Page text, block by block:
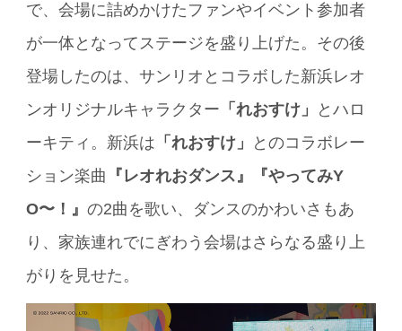
で、会場に詰めかけたファンやイベント参加者
が一体となってステージを盛り上げた。その後
登場したのは、サンリオとコラボした新浜レオ
ンオリジナルキャラクター 「れおすけ」
とハロ
ーキティ。新浜は 「れおすけ」
とのコラボレー
ション楽曲
『レオれおダンス』『やってみY
O〜！』の2曲を歌い、ダンスのかわいさもあ
り、家族連れでにぎわう会場はさらなる盛り上
がりを見せた。